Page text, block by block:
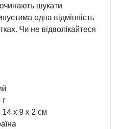
шукати
одна відмінність
Чи не відволікайтеся
г
14 x 9 x 2 см